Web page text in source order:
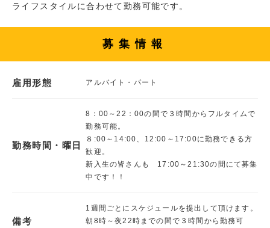
ライフスタイルに合わせて勤務可能です。
募集情報
雇用形態 アルバイト・パート
勤務時間・曜日
8：00～22：00の間で３時間からフルタイムで
勤務可能。
８:00～14:00、12:00～17:00に勤務できる方
歓迎。
新入生の皆さんも 17:00～21:30の間にて募集
中です！！
備考
1週間ごとにスケジュールを提出して頂けます。
朝8時～夜22時までの間で３時間から勤務可